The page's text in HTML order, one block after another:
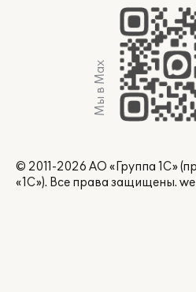
Мы в Max
© 2011-2026 АО «Группа 1С»
«1С»). Все права защищены.